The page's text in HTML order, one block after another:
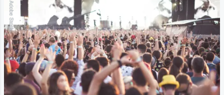
Adobe Stock